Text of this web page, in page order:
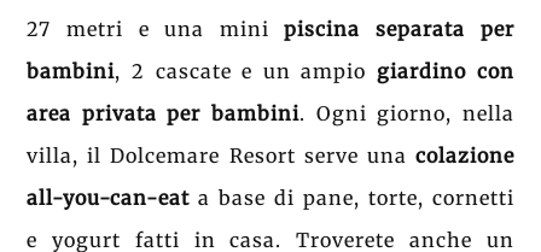
27 metri e una minipiscina separata per
bambini, 2 cascate e un ampio giardino con
area privata per bambini. Ogni giorno, nella
villa, il Dolcemare Resort serve una colazione
all-you-can-eat a base di pane, torte, cornetti
e yogurt fatti in casa. Troverete anche un